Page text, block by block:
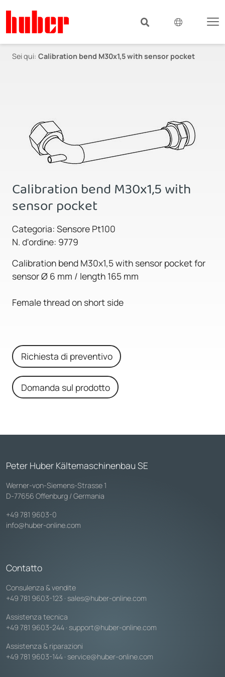
Sei qui: Calibration bend M30x1,5 with sensor pocket
Calibration bend M30x1,5 with
sensor pocket
Categoria: Sensore Pt100
N. d'ordine: 9779
Calibration bend M30x1,5 with sensor pocket for
sensor Ø 6 mm / length 165 mm
Female thread on short side
Richiesta di preventivo
Domanda sul prodotto
Peter Huber Kältemaschinenbau SE
Werner-von-Siemens-Strasse 1
D-77656 Offenburg / Germania
+49 781 9603-0
info@huber-online.com
Contatto
Consulenza & vendite
+49 781 9603-123 · sales@huber-online.com
Assistenza tecnica
+49 781 9603-244 · support@huber-online.com
Assistenza & riparazioni
+49 781 9603-144 · service@huber-online.com